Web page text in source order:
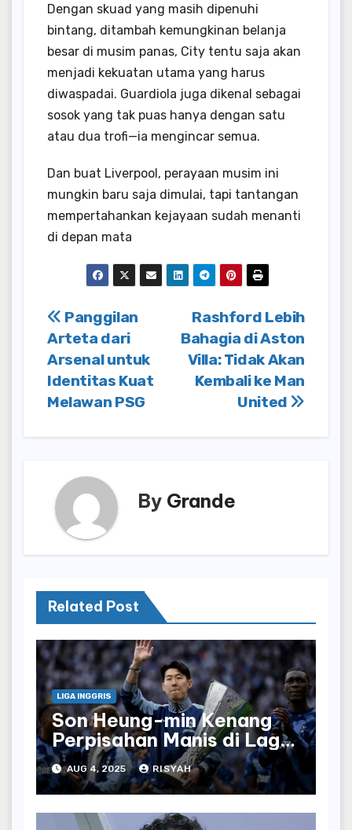
Dengan skuad yang masih dipenuhi
bintang, ditambah kemungkinan belanja
besar di musim panas, City tentu saja akan
menjadi kekuatan utama yang harus
diwaspadai. Guardiola juga dikenal sebagai
sosok yang tak puas hanya dengan satu
atau dua trofi—ia mengincar semua.
Dan buat Liverpool, perayaan musim ini
mungkin baru saja dimulai, tapi tantangan
mempertahankan kejayaan sudah menanti
di depan mata
Post
navigation
Rashford Lebih
Bahagia di Aston
Villa: Tidak Akan
Kembali ke Man
United
Panggilan
Arteta dari
Arsenal untuk
Identitas Kuat
Melawan PSG
By Grande
Related Post
LIGA INGGRIS
Son Heung-min Kenang
Perpisahan Manis di Laga
Terakhir Bersama
Tottenham
AUG 4, 2025 RISYAH